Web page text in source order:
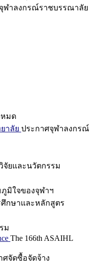
จุฬาลงกรณ์ราชบรรณาลัย
หมด
าลัย ประกาศจุฬาลงกรณ์
จัยและนวัตกรรม
มิใจของจุฬาฯ
ศึกษาและหลักสูตร
ม
The 166th ASAIHL
ศจัดซื้อจัดจ้าง